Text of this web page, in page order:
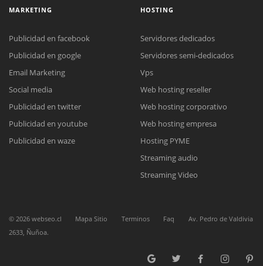
Reunión online
Nuestros ejecutivos le enviarán un correo electrónico con el enlace a
Meet para la reunión online.
Cotización
Chat Online
Todos nuestros ejecutivos están fuera de línea. Complete el formulario
MARKETING
Publicidad en facebook
Publicidad en google
Email Marketing
Social media
Publicidad en twitter
Publicidad en youtube
Publicidad en waze
HOSTING
Servidores dedicados
Servidores semi-dedicados
Vps
Web hosting reseller
Web hosting corporativo
Web hosting empresa
Hosting PYME
Streaming audio
Streaming Video
© 2026 webseo.cl Mapa Sitio Terminos Faq
Av. Pedro de Valdivia
2633, Ñuñoa.